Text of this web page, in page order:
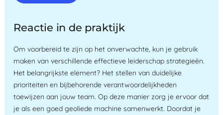
Reactie in de praktijk
Om voorbereid te zijn op het onverwachte, kun je gebruik
maken van verschillende effectieve leiderschap strategieën.
Het belangrijkste element? Het stellen van duidelijke
prioriteiten en bijbehorende verantwoordelijkheden
toewijzen aan jouw team. Op deze manier zorg je ervoor dat
je als een goed geoliede machine samenwerkt. Doordat je